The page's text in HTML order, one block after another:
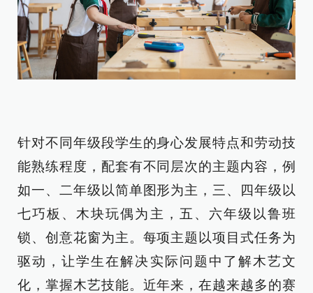
针对不同年级段学生的身心发展特点和劳动技
能熟练程度，配套有不同层次的主题内容，例
如一、二年级以简单图形为主，三、四年级以
七巧板、木块玩偶为主，五、六年级以鲁班
锁、创意花窗为主。每项主题以项目式任务为
驱动，让学生在解决实际问题中了解木艺文
化，掌握木艺技能。近年来，在越来越多的赛